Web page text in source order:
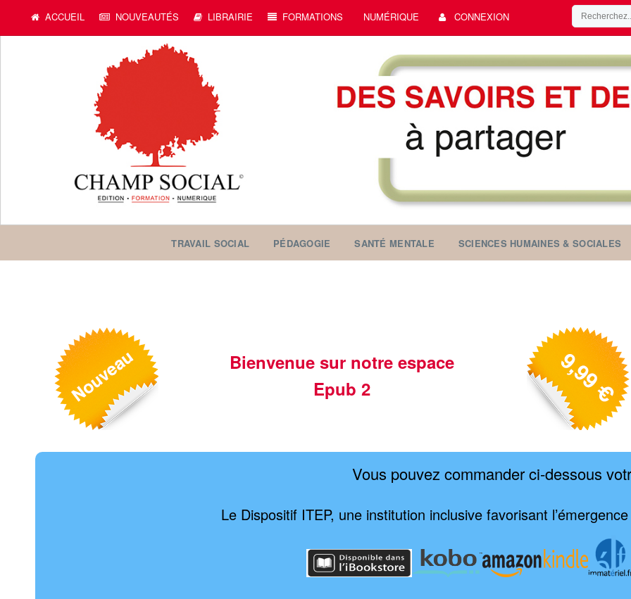
ACCUEIL NOUVEAUTÉS LIBRAIRIE FORMATIONS NUMÉRIQUE CONNEXION
TRAVAIL SOCIAL PÉDAGOGIE SANTÉ MENTALE SCIENCES HUMAINES & SOCIALES
Bienvenue sur notre espace
Epub 2
Vous pouvez commander ci-dessous
Le Dispositif ITEP, une institution inclusive favorisant